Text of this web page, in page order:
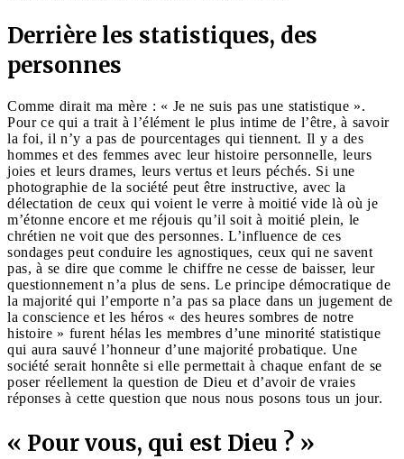
Derrière les statistiques, des
personnes
Comme dirait ma mère : « Je ne suis pas une statistique ».
Pour ce qui a trait à l’élément le plus intime de l’être, à savoir
la foi, il n’y a pas de pourcentages qui tiennent. Il y a des
hommes et des femmes avec leur histoire personnelle, leurs
joies et leurs drames, leurs vertus et leurs péchés. Si une
photographie de la société peut être instructive, avec la
délectation de ceux qui voient le verre à moitié vide là où je
m’étonne encore et me réjouis qu’il soit à moitié plein, le
chrétien ne voit que des personnes. L’influence de ces
sondages peut conduire les agnostiques, ceux qui ne savent
pas, à se dire que comme le chiffre ne cesse de baisser, leur
questionnement n’a plus de sens. Le principe démocratique de
la majorité qui l’emporte n’a pas sa place dans un jugement de
la conscience et les héros « des heures sombres de notre
histoire » furent hélas les membres d’une minorité statistique
qui aura sauvé l’honneur d’une majorité probatique. Une
société serait honnête si elle permettait à chaque enfant de se
poser réellement la question de Dieu et d’avoir de vraies
réponses à cette question que nous nous posons tous un jour.
« Pour vous, qui est Dieu ? »